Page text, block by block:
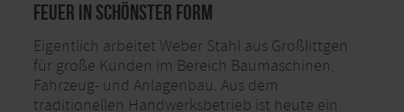
Feuer in schönster Form
Eigentlich arbeitet Weber Stahl aus Großlittgen
für große Kunden im Bereich Baumaschinen,
Fahrzeug- und Anlagenbau. Aus dem
traditionellen Handwerksbetrieb ist heute ein